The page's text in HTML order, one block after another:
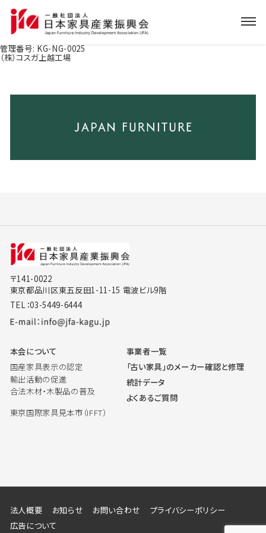
管理番号: KG-NG-0025
（株）コスガ上越工場
〒141-0022
東京都品川区東五反田1-11-15 電波ビル9階
TEL：03-5449-6444
本会について
国産家具表示の認定
輸出活動の促進
合法木材・木製品の普及
東京国際家具見本市（IFFT）
事業者一覧
「古い家具」のメーカー確認と修理
統計データ
よくあるご質問
法人概要 お知らせ お問い合わせ
プライバシーポリシー
広告について